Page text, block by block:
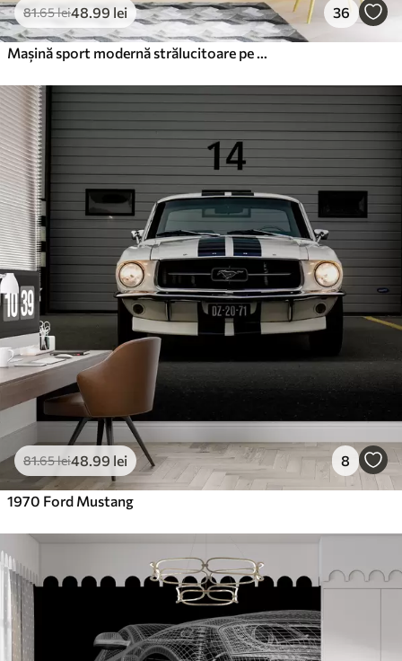
81.65lei48.99 lei 36
Mașină sport modernă strălucitoare pe fundal de palmieri și zgârie-nori în tehnica acuarelei a la prima
81.65lei48.99 lei 8
1970 Ford Mustang